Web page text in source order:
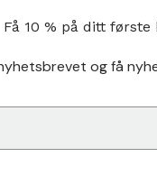
Få 10 % på ditt første
og få